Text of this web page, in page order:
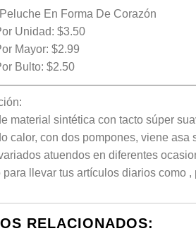
En Forma De Corazón
Unidad: $3.50
Mayor: $2.99
Bulto: $2.50
material sintética con tacto súper
calor, con dos pompones, viene
atuendos en diferentes
para llevar tus artículos diarios como
RELACIONADOS: